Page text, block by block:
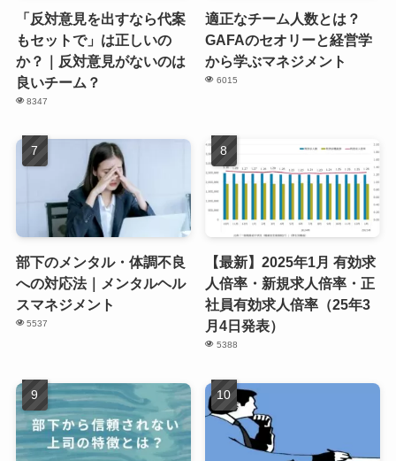
「反対意見を出すなら代案
もセットで」は正しいの
か？｜反対意見がないのは
良いチーム？
8347
適正なチーム人数とは？
GAFAのセオリーと経営学
から学ぶマネジメント
6015
部下のメンタル・体調不良
への対応法｜メンタルヘル
スマネジメント
5537
【最新】2025年1月 有効求
人倍率・新規求人倍率・正
社員有効求人倍率（25年3
月4日発表）
5388